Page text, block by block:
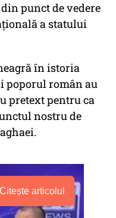
punct de vedere
a statului
în istoria
poporul român au
pretext pentru ca
nostru de
Citește articolul